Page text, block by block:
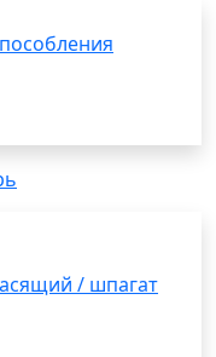
/ шпагат